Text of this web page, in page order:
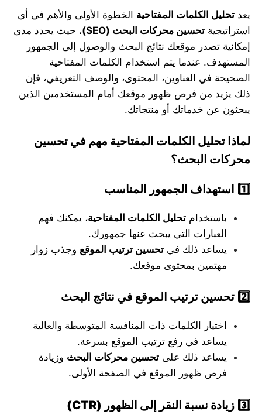
يعد تحليل الكلمات المفتاحية الخطوة الأولى والأهم في أي
استراتيجية تحسين محركات البحث (SEO)
، حيث يحدد مدى
إمكانية تصدر موقعك نتائج البحث والوصول إلى الجمهور
المستهدف. عندما يتم استخدام الكلمات المفتاحية
الصحيحة في العناوين، المحتوى، والوصف التعريفي، فإن
ذلك يزيد من فرص ظهور موقعك أمام المستخدمين الذين
يبحثون عن خدماتك أو منتجاتك.
لماذا تحليل الكلمات المفتاحية مهم في تحسين
محركات البحث؟
1️ استهداف الجمهور المناسب
باستخدام تحليل الكلمات المفتاحية، يمكنك فهم
العبارات التي يبحث عنها جمهورك.
يساعد ذلك في تحسين ترتيب الموقع وجذب زوار
مهتمين بمحتوى موقعك.
2️ تحسين ترتيب الموقع في نتائج البحث
اختيار الكلمات ذات المنافسة المتوسطة والعالية
يساعد في رفع ترتيب الموقع بسرعة.
يساعد ذلك على تحسين محركات البحث وزيادة
فرص ظهور الموقع في الصفحة الأولى.
3️ زيادة نسبة النقر إلى الظهور (CTR)